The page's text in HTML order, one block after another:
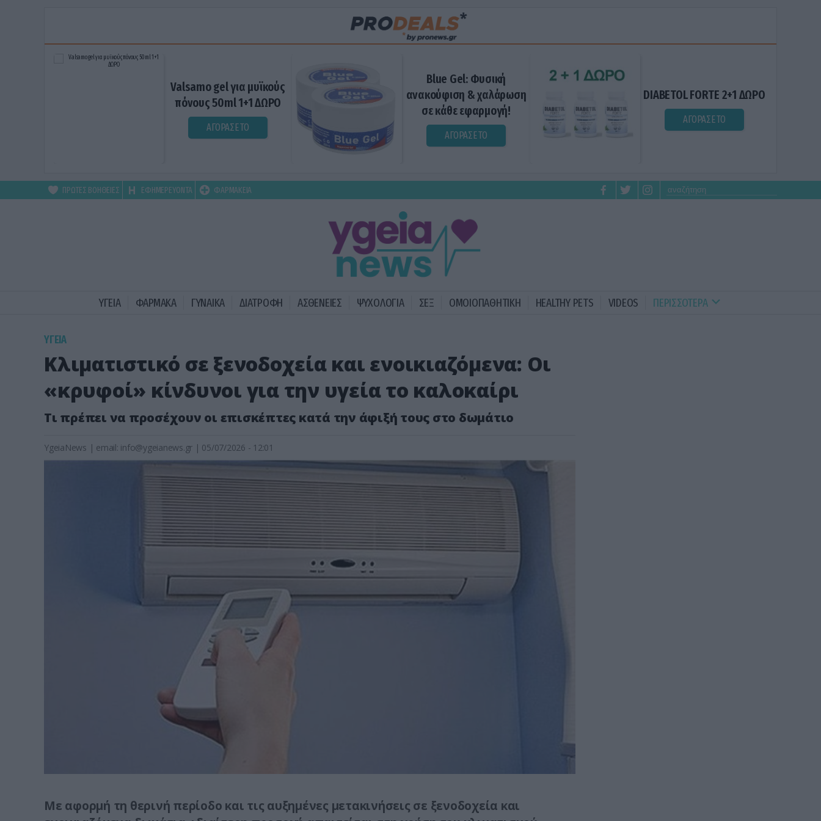
Valsamo gel για μυϊκούς
πόνους 50ml 1+1 ΔΩΡΟ
ΑΓΟΡΑΣΕ ΤΟ
Blue Gel: Φυσική
ανακούφιση & χαλάρωση
σε κάθε εφαρμογή!
ΑΓΟΡΑΣΕ ΤΟ
DIABETOL FORTE 2+1 ΔΩΡΟ
ΑΓΟΡΑΣΕ ΤΟ
ΠΡΩΤΕΣ ΒΟΗΘΕΙΕΣ ΕΦΗΜΕΡΕΥΟΝΤΑ ΦΑΡΜΑΚΕΙΑ
ΥΓΕΙΑ ΦΑΡΜΑΚΑ ΓΥΝΑΙΚΑ ΔΙΑΤΡΟΦΗ ΑΣΘΕΝΕΙΕΣ ΨΥΧΟΛΟΓΙΑ ΣΕΞ ΟΜΟΙΟΠΑΘΗΤΙΚΗ HEALTHY PETS VIDEOS ΠΕΡΙΣΣΟΤΕΡΑ
ΥΓΕΙΑ
Κλιματιστικό σε ξενοδοχεία και ενοικιαζόμενα: Οι
«κρυφοί» κίνδυνοι για την υγεία το καλοκαίρι
Τι πρέπει να προσέχουν οι επισκέπτες κατά την άφιξή τους στο δωμάτιο
YgeiaNews | email: info@ygeianews.gr | 05/07/2026 - 12:01
Με αφορμή τη θερινή περίοδο και τις αυξημένες μετακινήσεις σε ξενοδοχεία και